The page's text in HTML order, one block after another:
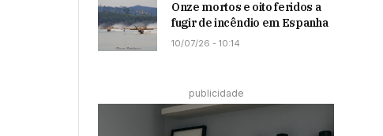
Onze mortos e oito feridos a
fugir de incêndio em Espanha
10/07/26 - 10:14
publicidade